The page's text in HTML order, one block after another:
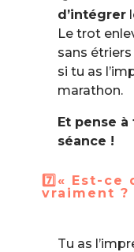
d’intégrer
Le trot
sans
si tu as
marathon.
Et pense à
séance !
7️⃣« Est-
vraiment ?
Tu as